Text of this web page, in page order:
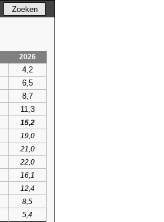
2026
4,2
6,5
8,7
11,3
15,2
19,0
21,0
22,0
16,1
12,4
8,5
5,4